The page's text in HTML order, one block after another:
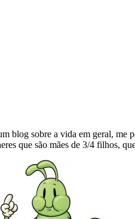
blog sobre a vida em geral, me
que são mães de 3/4 filhos,